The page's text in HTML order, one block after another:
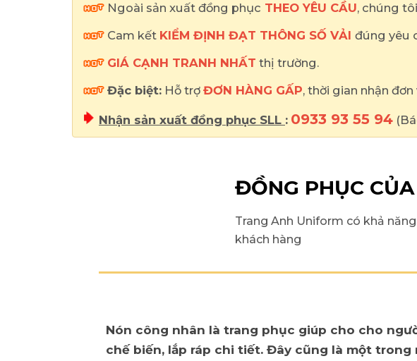
Ngoài sản xuất đồng phục THEO YÊU CẦU, chúng
Cam kết KIỂM ĐỊNH ĐẠT THÔNG SỐ VẢI đúng yêu
GIÁ CẠNH TRANH NHẤT thị trường.
Đặc biệt: Hỗ trợ ĐƠN HÀNG GẤP, thời gian nhận
Nhận sản xuất đồng phục SLL : 0933 93 55 94
ĐỒNG PHỤC
Trang Anh Uniform có khả
khách hàng
Nón công nhân là trang phục giúp cho cho
chế biến, lắp ráp chi tiết. Đây cũng là một